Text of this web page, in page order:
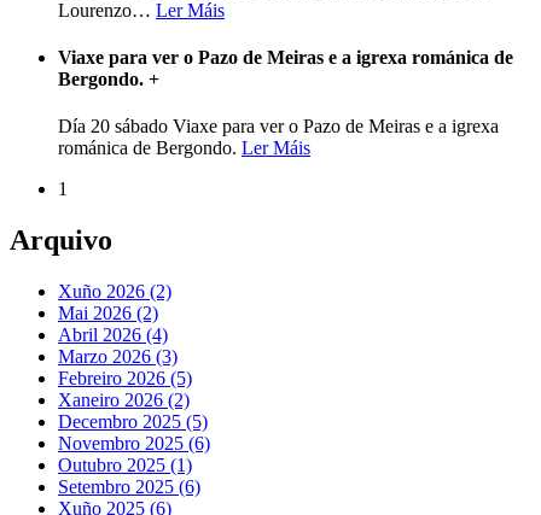
Lourenzo… Ler Máis
Viaxe para ver o Pazo de Meiras e a igrexa románica de
Bergondo. +
Día 20 sábado Viaxe para ver o Pazo de Meiras e a igrexa
románica de Bergondo. Ler Máis
1
Arquivo
Xuño 2026 (2)
Mai 2026 (2)
Abril 2026 (4)
Marzo 2026 (3)
Febreiro 2026 (5)
Xaneiro 2026 (2)
Decembro 2025 (5)
Novembro 2025 (6)
Outubro 2025 (1)
Setembro 2025 (6)
Xuño 2025 (6)